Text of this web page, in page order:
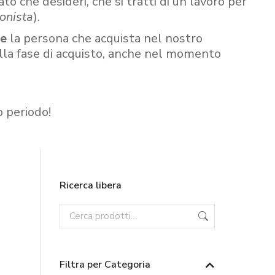
).
la persona che acquista nel nostro
fase di acquisto, anche nel momento
periodo!
Ricerca libera
Filtra per Categoria